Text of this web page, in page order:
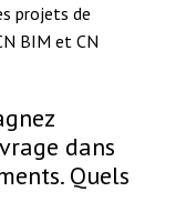
projets de
BIM et CN
dans
Quels